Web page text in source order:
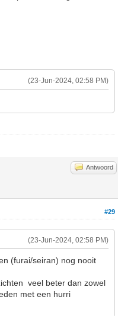
(23-Jun-2024, 02:58 PM)
Antwoord
#29
(23-Jun-2024, 02:58 PM)
(furai/seiran) nog nooit
veel beter dan zowel
met een hurri